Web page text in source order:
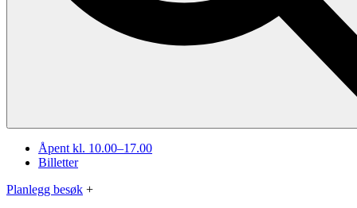
Åpent kl. 10.00–17.00
Billetter
Planlegg besøk +